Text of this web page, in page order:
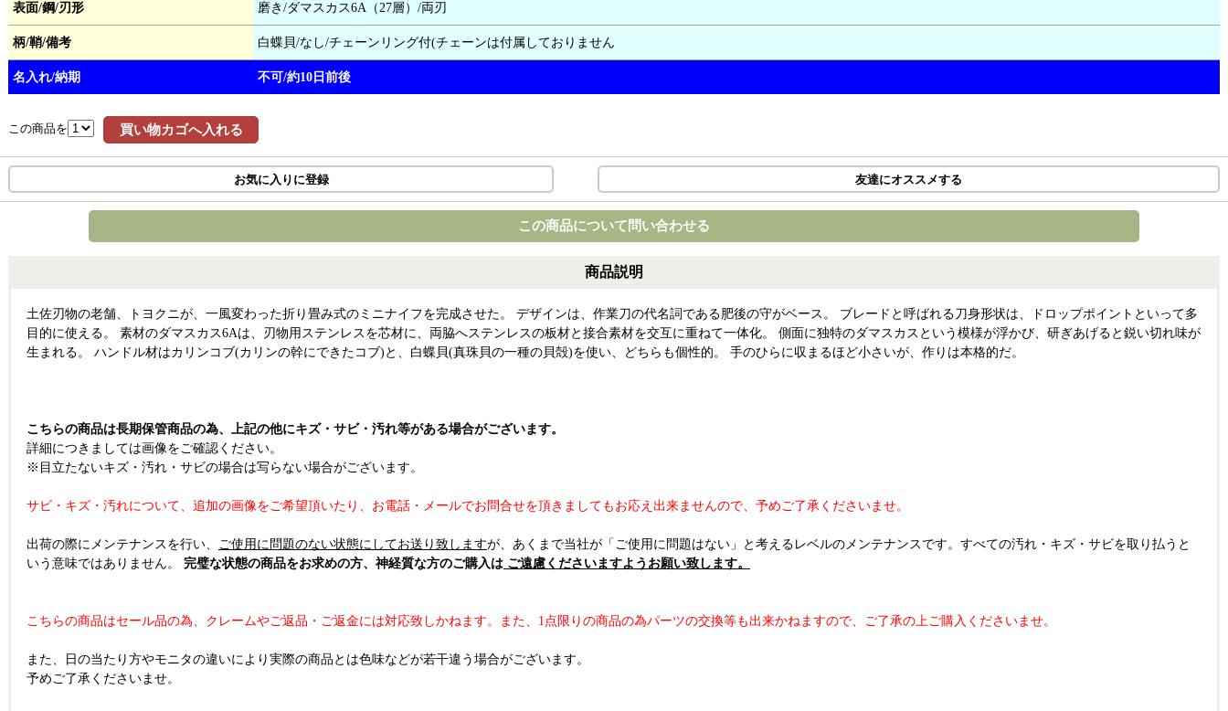
表面/鋼/刃形 磨き/ダマスカス6A（27層）/両刃
柄/鞘/備考 白蝶貝/なし/チェーンリング付(チェーンは付属しておりません
名入れ/納期 不可/約10日前後
この商品を 買い物カゴへ入れる
お気に入りに登録 友達にオススメする
この商品について問い合わせる
商品説明
土佐刃物の老舗、トヨクニが、一風変わった折り畳み式のミニナイフを完成させた。 デザインは、作業刀の代名詞である肥後の守がベース。 ブレードと呼ばれる刀身形状は、ドロップポイントといって多
目的に使える。 素材のダマスカス6Aは、刃物用ステンレスを芯材に、両脇へステンレスの板材と接合素材を交互に重ねて一体化。 側面に独特のダマスカスという模様が浮かび、研ぎあげると鋭い切れ味が
生まれる。 ハンドル材はカリンコブ(カリンの幹にできたコブ)と、白蝶貝(真珠貝の一種の貝殻)を使い、どちらも個性的。 手のひらに収まるほど小さいが、作りは本格的だ。
こちらの商品は長期保管商品の為、上記の他にキズ・サビ・汚れ等がある場合がございます。
詳細につきましては画像をご確認ください。
※目立たないキズ・汚れ・サビの場合は写らない場合がございます。
サビ・キズ・汚れについて、追加の画像をご希望頂いたり、お電話・メールでお問合せを頂きましてもお応え出来ませんので、予めご了承くださいませ。
出荷の際にメンテナンスを行い、 ご使用に問題のない状態にしてお送り致しますが、あくまで当社が「ご使用に問題はない」と考えるレベルのメンテナンスです。すべての汚れ・キズ・サビを取り払うと
いう意味ではありません。 完璧な状態の商品をお求めの方、神経質な方のご購入は ご遠慮くださいますようお願い致します。
こちらの商品はセール品の為、クレームやご返品・ご返金には対応致しかねます。また、1点限りの商品の為パーツの交換等も出来かねますので、ご了承の上ご購入くださいませ。
また、日の当たり方やモニタの違いにより実際の商品とは色味などが若干違う場合がございます。
予めご了承くださいませ。